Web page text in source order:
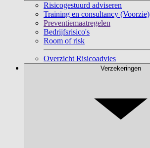
Risicogestuurd adviseren
Training en consultancy (Voorzie)
Preventiemaatregelen
Bedrijfsrisico's
Room of risk
Overzicht Risicoadvies
Verzekeringen